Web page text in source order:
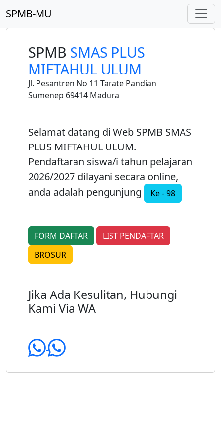
SPMB-MU
SPMB SMAS PLUS
MIFTAHUL ULUM
Jl. Pesantren No 11 Tarate Pandian
Sumenep 69414 Madura
Selamat datang di Web SPMB SMAS
PLUS MIFTAHUL ULUM.
Pendaftaran siswa/i tahun pelajaran
2026/2027 dilayani secara online,
anda adalah pengunjung
Ke - 98
FORM DAFTAR
LIST PENDAFTAR
BROSUR
Jika Ada Kesulitan, Hubungi
Kami Via WA